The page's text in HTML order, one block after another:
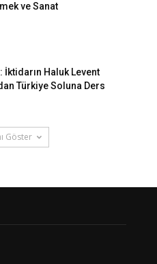
ve Sanat
İktidarın Haluk Levent
Türkiye Soluna Ders
Göster